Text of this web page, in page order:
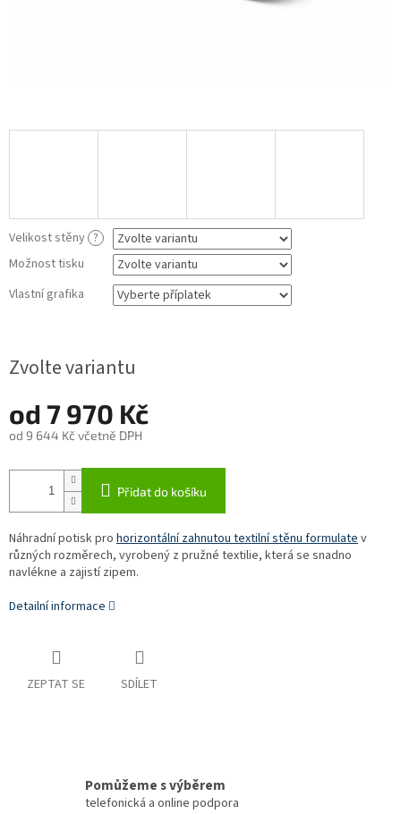
Velikost stěny ?
Možnost tisku
Vlastní grafika
Zvolte variantu
od 7 970 Kč
od 9 644 Kčvčetně DPH
Přidat do košíku
Náhradní potisk pro horizontální zahnutou textilní stěnu formulatev
různých rozměrech, vyrobený z pružné textilie, která se snadno
navlékne a zajistí zipem.
Detailní informace
ZEPTAT SE SDÍLET
Pomůžeme s výběrem
telefonická a online podpora